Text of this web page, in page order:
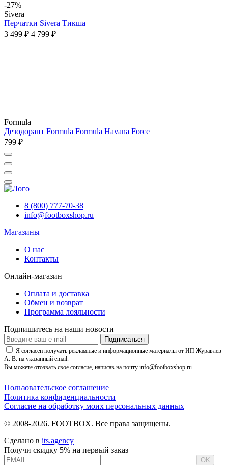
-27%
Sivera
Перчатки Sivera Тикша
3 499 ₽ 4 799 ₽
Formula
Дезодорант Formula Formula Havana Force
799 ₽
8 (800) 777-70-38
info@footboxshop.ru
Магазины
О нас
Контакты
Онлайн-магазин
Оплата и доставка
Обмен и возврат
Программа лояльности
Подпишитесь на наши новости
Подписаться
Я согласен получать рекламные и информационные материалы от ИП Журавлев
А. В. на указанный email.
Вы можете отозвать своё согласие, написав на почту info@footboxshop.ru
Пользовательское соглашение
Политика конфиденциальности
Согласие на обработку моих персональных данных
© 2008-2026. FOOTBOX. Все права защищены.
Сделано в its.agency
Получи скидку 5% на первый заказ
OK